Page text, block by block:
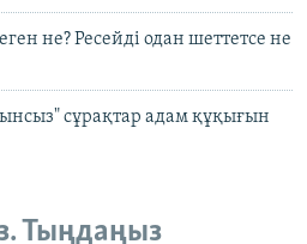
не? Ресейді одан шеттетсе не
сұрақтар адам құқығын
Тыңдаңыз